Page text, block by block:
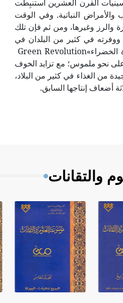
القرن العشرين استنبِطت
والأمراض النباتية. وفي الوقت
والرز وغيرها، ومن ثم فإن تلك
ووفرته في كثير من البلدان في
نحو ملموس؛ مع تزايد الخوف
من الغذاء في كثير من البلاد،
أضعاف إنتاجها السابق.
والتقانات